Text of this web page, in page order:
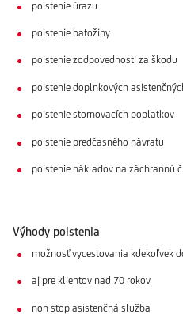
poistenie úrazu
poistenie batožiny
poistenie zodpovednosti za škodu
poistenie doplnkových
poistenie stornovacích poplatkov
poistenie predčasného návratu
poistenie nákladov na záchrannú
Výhody poistenia
možnosť vycestovania kdekoľvek
aj pre klientov nad 70 rokov
non stop asistenčná služba